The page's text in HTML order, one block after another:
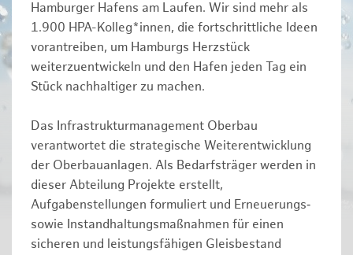
Hamburger Hafens am Laufen. Wir sind mehr als
1.900 HPA-Kolleg*innen, die fortschrittliche Ideen
vorantreiben, um Hamburgs Herzstück
weiterzuentwickeln und den Hafen jeden Tag ein
Stück nachhaltiger zu machen.
Das Infrastrukturmanagement Oberbau
verantwortet die strategische Weiterentwicklung
der Oberbauanlagen. Als Bedarfsträger werden in
dieser Abteilung Projekte erstellt,
Aufgabenstellungen formuliert und Erneuerungs‑
sowie Instandhaltungsmaßnahmen für einen
sicheren und leistungsfähigen Gleisbestand